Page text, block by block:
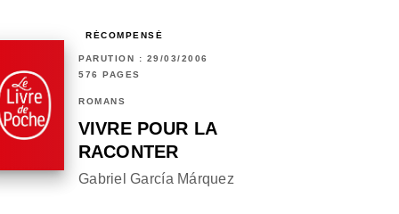
RÉCOMPENSÉ
PARUTION : 29/03/2006
576 PAGES
ROMANS
VIVRE POUR LA
RACONTER
Gabriel García Márquez